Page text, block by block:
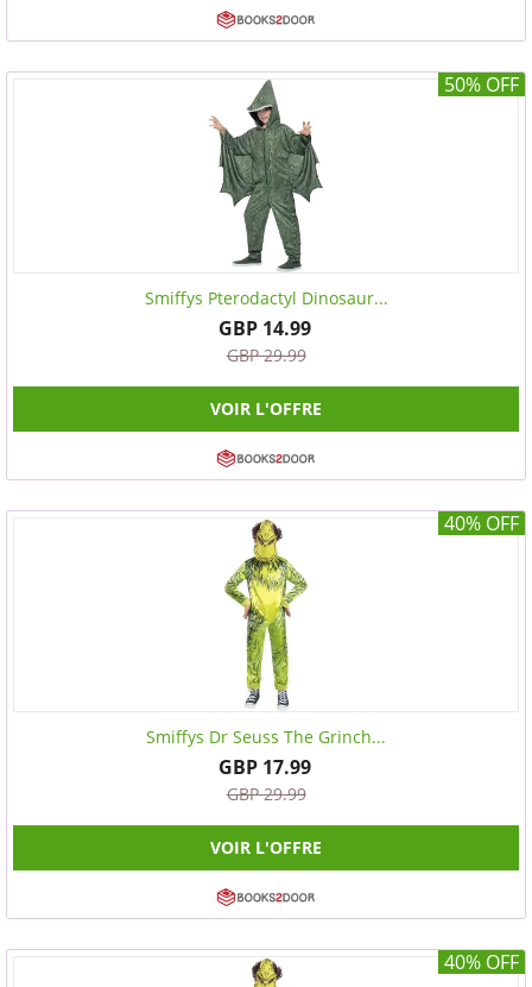
50% OFF
Smiffys Pterodactyl Dinosaur...
GBP 14.99
GBP 29.99
VOIR L'OFFRE
40% OFF
Smiffys Dr Seuss The Grinch...
GBP 17.99
GBP 29.99
VOIR L'OFFRE
40% OFF